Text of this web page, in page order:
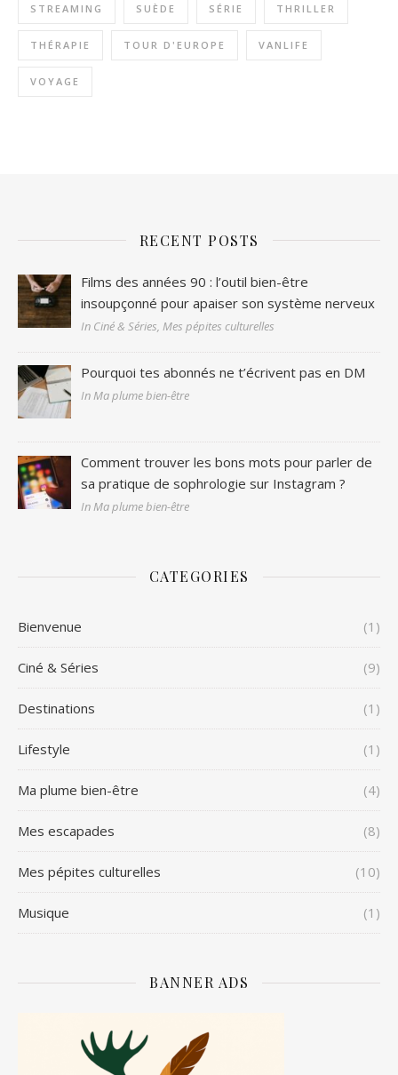
STREAMING SUÈDE SÉRIE THRILLER
THÉRAPIE TOUR D'EUROPE VANLIFE
VOYAGE
RECENT POSTS
Films des années 90 : l’outil bien-être
insoupçonné pour apaiser son système nerveux
In Ciné & Séries, Mes pépites culturelles
Pourquoi tes abonnés ne t’écrivent pas en DM
In Ma plume bien-être
Comment trouver les bons mots pour parler de
sa pratique de sophrologie sur Instagram ?
In Ma plume bien-être
CATEGORIES
Bienvenue (1)
Ciné & Séries (9)
Destinations (1)
Lifestyle (1)
Ma plume bien-être (4)
Mes escapades (8)
Mes pépites culturelles (10)
Musique (1)
BANNER ADS